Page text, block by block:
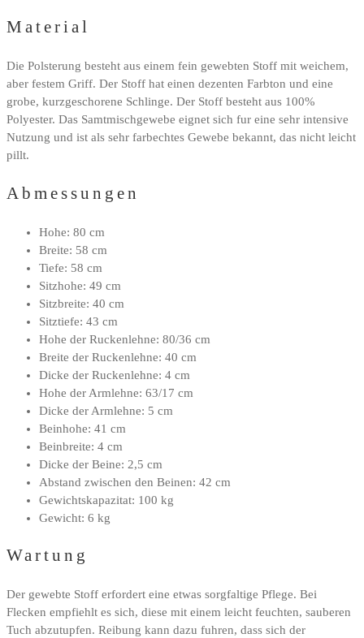
Material
Die Polsterung besteht aus einem fein gewebten Stoff mit weichem,
aber festem Griff. Der Stoff hat einen dezenten Farbton und eine
grobe, kurzgeschorene Schlinge. Der Stoff besteht aus 100%
Polyester. Das Samtmischgewebe eignet sich fur eine sehr intensive
Nutzung und ist als sehr farbechtes Gewebe bekannt, das nicht leicht
pillt.
Abmessungen
Hohe: 80 cm
Breite: 58 cm
Tiefe: 58 cm
Sitzhohe: 49 cm
Sitzbreite: 40 cm
Sitztiefe: 43 cm
Hohe der Ruckenlehne: 80/36 cm
Breite der Ruckenlehne: 40 cm
Dicke der Ruckenlehne: 4 cm
Hohe der Armlehne: 63/17 cm
Dicke der Armlehne: 5 cm
Beinhohe: 41 cm
Beinbreite: 4 cm
Dicke der Beine: 2,5 cm
Abstand zwischen den Beinen: 42 cm
Gewichtskapazitat: 100 kg
Gewicht: 6 kg
Wartung
Der gewebte Stoff erfordert eine etwas sorgfaltige Pflege. Bei
Flecken empfiehlt es sich, diese mit einem leicht feuchten, sauberen
Tuch abzutupfen. Reibung kann dazu fuhren, dass sich der